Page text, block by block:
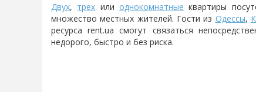
Двух, трех или однокомнатные квартиры
множество местных жителей. Гости из Одессы,
ресурса rent.ua смогут связаться
недорого, быстро и без риска.